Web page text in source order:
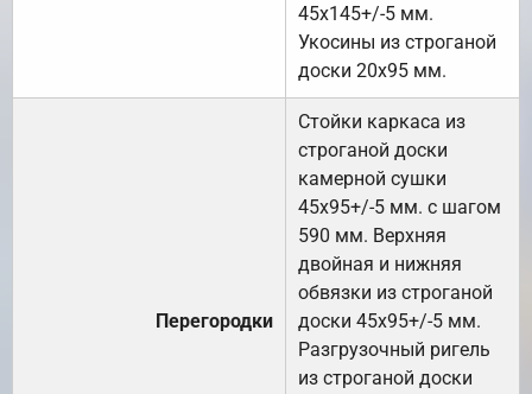
45х145+/-5 мм.
Укосины из строганой
доски 20х95 мм.
Перегородки
Стойки каркаса из
строганой доски
камерной сушки
45х95+/-5 мм. с шагом
590 мм. Верхняя
двойная и нижняя
обвязки из строганой
доски 45х95+/-5 мм.
Разгрузочный ригель
из строганой доски